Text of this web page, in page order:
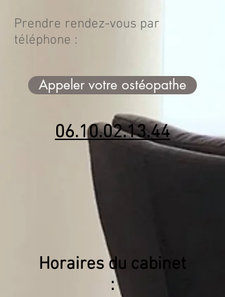
Prendre rendez-vous par
téléphone :
Appeler votre ostéopathe
06.10.02.13.44
Horaires du cabinet
: